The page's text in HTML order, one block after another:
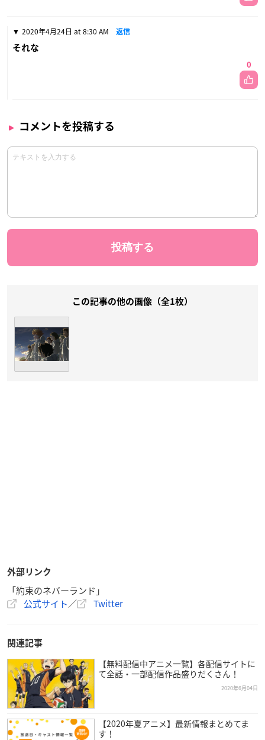
2020年4月24日 at 8:30 AM 返信
それな
0
コメントを投稿する
この記事の他の画像（全1枚）
外部リンク
「約束のネバーランド」
公式サイト／ Twitter
関連記事
【無料配信中アニメ一覧】各配信サイトに
て全話・一部配信作品盛りだくさん！
2020年6月04日
【2020年夏アニメ】最新情報まとめてま
す！